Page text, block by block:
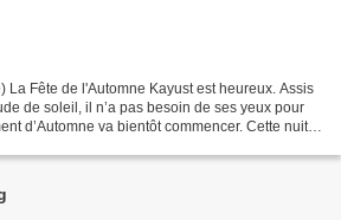
La Fête de l'Automne Kayust est heureux. Assis
de soleil, il n’a pas besoin de ses yeux pour
d’Automne va bientôt commencer. Cette nuit